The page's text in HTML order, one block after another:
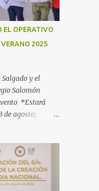
EL OPERATIVO
2025
y el
Salomón
*Estará
de agosto;
al país
con el
señala la
3 de julio de